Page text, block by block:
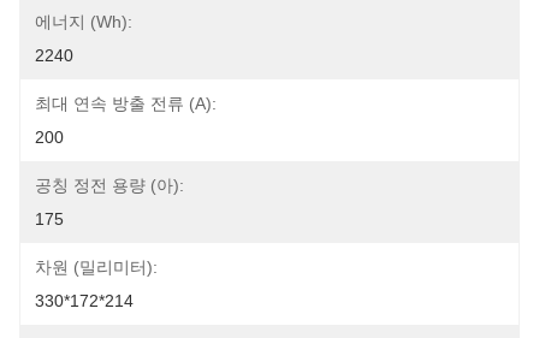
에너지 (Wh):
2240
최대 연속 방출 전류 (A):
200
공칭 정전 용량 (아):
175
차원 (밀리미터):
330*172*214